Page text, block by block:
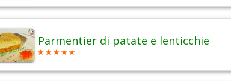
Parmentier di patate e lenticchie